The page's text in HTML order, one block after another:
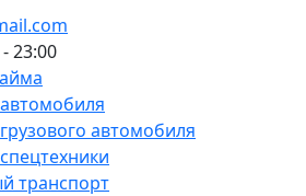
23:00
автомобиля
транспорт